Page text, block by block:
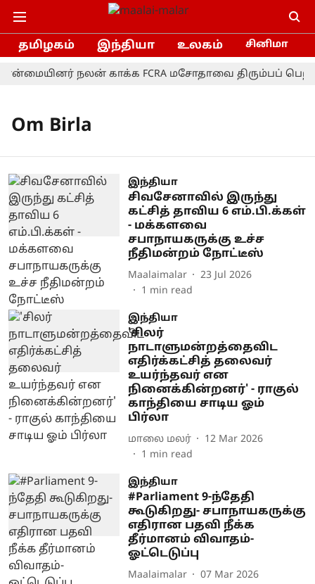
தமிழகம் இந்தியா உலகம் சினிமா
நலன் காக்க FCRA மசோதாவை திரும்பப் பெற
Om Birla
இந்தியா
சிவசேனாவில் இருந்து
கட்சித் தாவிய 6 எம்.பி.க்கள்
- மக்களவை
சபாநாயகருக்கு உச்ச
நீதிமன்றம் நோட்டீஸ்
Maalaimalar
23 Jul 2026
1 min read
இந்தியா
'சிலர்
நாடாளுமன்றத்தைவிட
எதிர்க்கட்சித் தலைவர்
உயர்ந்தவர் என
நினைக்கின்றனர்' - ராகுல்
காந்தியை சாடிய ஓம்
பிர்லா
மாலை மலர்
12 Mar 2026
1 min read
இந்தியா
#Parliament 9-ந்தேதி
கூடுகிறது- சபாநாயகருக்கு
எதிரான பதவி நீக்க
தீர்மானம் விவாதம்-
ஓட்டெடுப்பு
Maalaimalar
07 Mar 2026